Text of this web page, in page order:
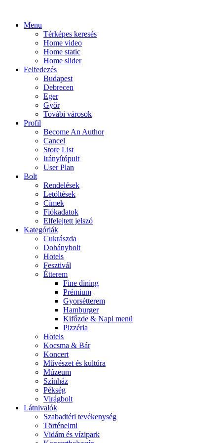
Menu
Térképes keresés
Home video
Home static
Home slider
Felfedezés
Budapest
Debrecen
Eger
Győr
Továbi városok
Profil
Become An Author
Cancel
Store List
Irányítópult
User Plan
Bolt
Rendelések
Letöltések
Címek
Fiókadatok
Elfelejtett jelszó
Kategóriák
Cukrászda
Dohánybolt
Hotels
Fesztivál
Étterem
Fine dining
Prémium
Gyorsétterem
Hamburger
Kifőzde & Napi menü
Pizzéria
Hotels
Kocsma & Bár
Koncert
Művészet és kultúra
Múzeum
Színház
Pékség
Virágbolt
Látnivalók
Szabadtéri tevékenység
Történelmi
Vidám és vízipark